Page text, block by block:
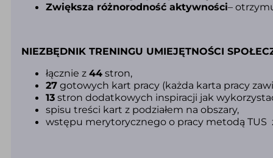
Zwiększa różnorodność aktywności–
NIEZBĘDNIK TRENINGU UMIEJĘTNOŚCI
łącznie z44 stron,
27 gotowych kart pracy (każda karta pracy
13 stron dodatkowych inspiracji jak
spisu treści kart z podziałem na obszary,
wstępu merytorycznego o pracy metodą TUS